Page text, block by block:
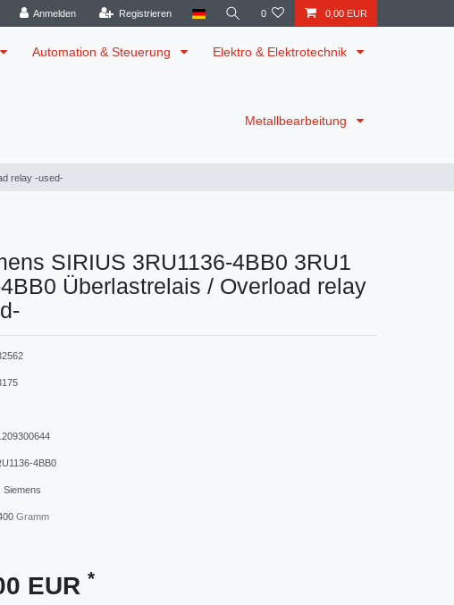
Anmelden Registrieren 0 0,00 EUR
Automation & Steuerung Elektro & Elektrotechnik
Metallbearbeitung
relay -used-
SIRIUS 3RU1136-4BB0 3RU1
Überlastrelais / Overload relay
4BB0
Siemens
Gramm
EUR *